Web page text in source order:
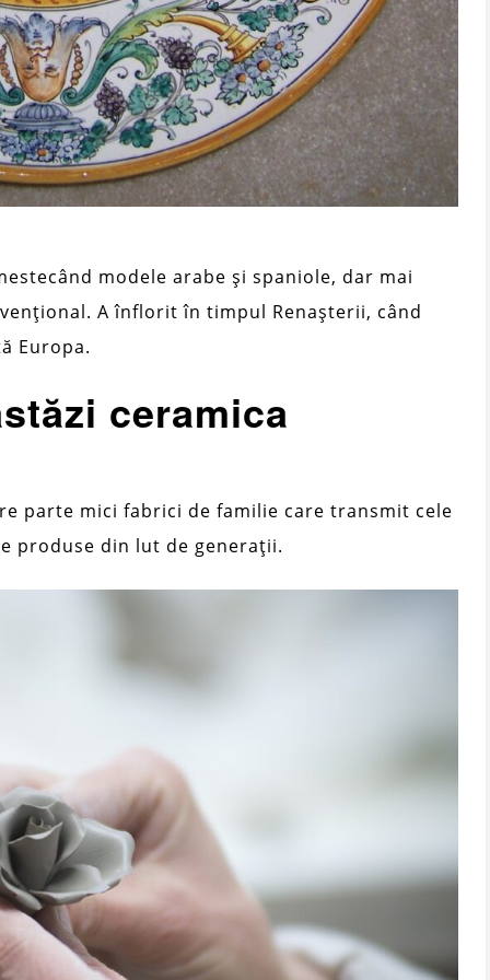
modele arabe și spaniole, dar mai
A înflorit în timpul Renașterii, când
Europa.
ceramica
parte mici fabrici de familie care transmit cele
produse din lut de generații.